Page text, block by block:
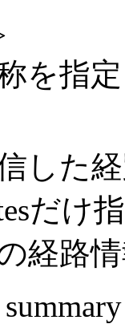
を指
した
だけ
経路